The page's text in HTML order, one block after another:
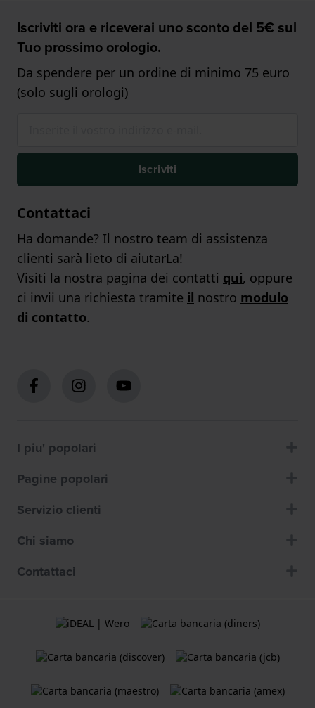
Iscriviti ora e riceverai uno sconto del 5€ sul
Tuo prossimo orologio.
Da spendere per un ordine di minimo 75 euro
(solo sugli orologi)
Iscriviti
Contattaci
Ha domande? Il nostro team di assistenza
clienti sarà lieto di aiutarLa!
Visiti la nostra pagina dei contatti qui, oppure
ci invii una richiesta tramite il nostro modulo
di contatto.
I piu' popolari
Pagine popolari
Servizio clienti
Chi siamo
Contattaci